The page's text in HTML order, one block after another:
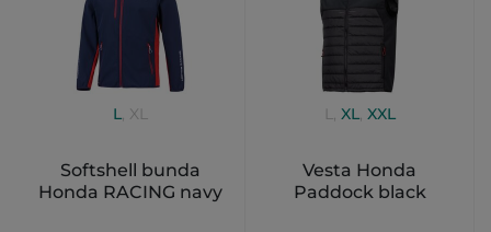
L, XL
Softshell bunda
Honda RACING navy
L, XL, XXL
Vesta Honda
Paddock black